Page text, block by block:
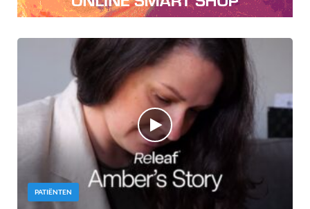
PATIËNTEN